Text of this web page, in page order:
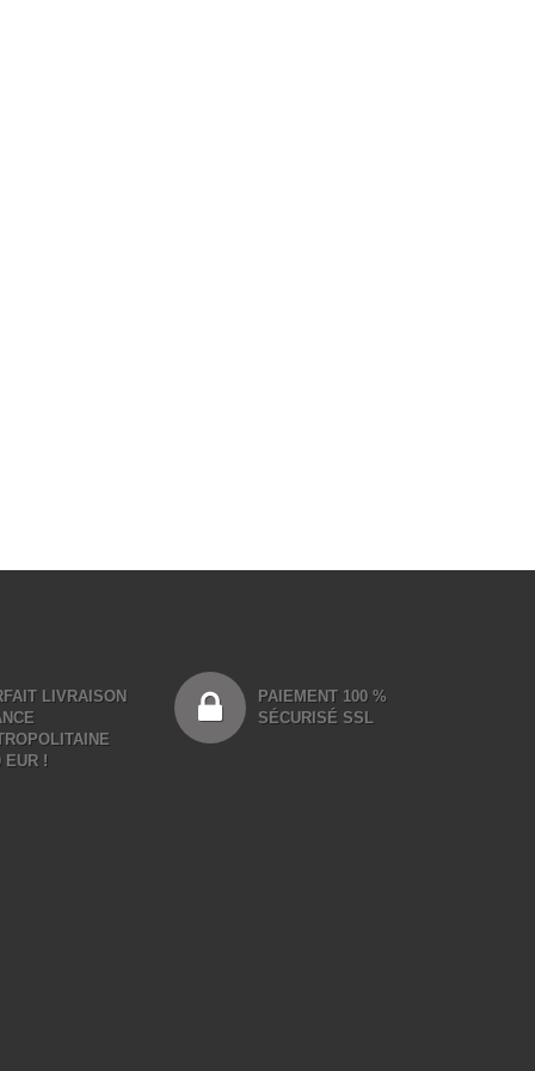
LIVRAISON
EUR !
PAIEMENT 100 %
SÉCURISÉ SSL